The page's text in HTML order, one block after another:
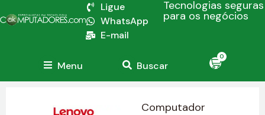
Ligue
WhatsApp
E-mail
Tecnologias seguras
para os negócios
Menu Buscar
0
Computador